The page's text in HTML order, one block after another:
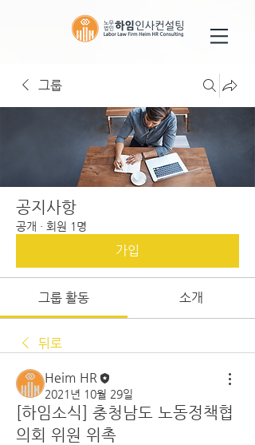
그룹
공지사항
공개 · 회원 1명
가입
그룹 활동 소개
뒤로
Heim HR
2021년 10월 29일
[하임소식] 충청남도 노동정책협
의회 위원 위촉